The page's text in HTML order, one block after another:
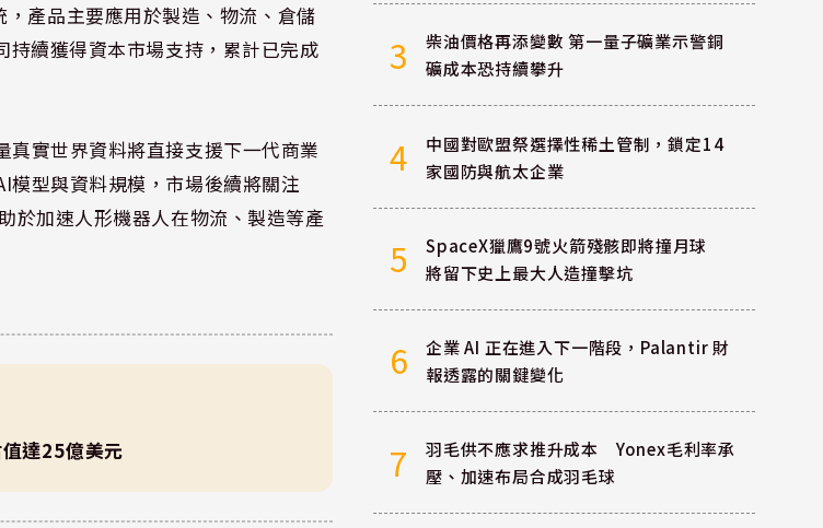
產品主要應用於製造、物流、倉儲
續獲得資本市場支持，累計已完成
實世界資料將直接支援下一代商業
型與資料規模，市場後續將關注
加速人形機器人在物流、製造等產
達25億美元
3
柴油價格再添變數 第一量子礦業示警銅
礦成本恐持續攀升
4
中國對歐盟祭選擇性稀土管制，鎖定14
家國防與航太企業
5
SpaceX獵鷹9號火箭殘骸即將撞月球
將留下史上最大人造撞擊坑
6
企業 AI 正在進入下一階段，Palantir 財
報透露的關鍵變化
7
羽毛供不應求推升成本 Yonex毛利率承
壓、加速布局合成羽毛球